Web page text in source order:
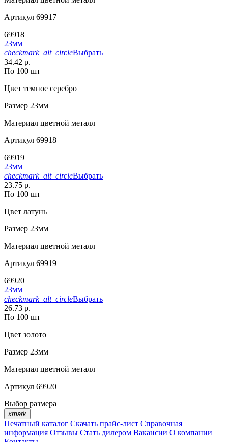
Артикул 69917
69918
23мм
checkmark_alt_circleВыбрать
34.42 р.
По 100 шт
Цвет темное серебро
Размер 23мм
Материал цветной металл
Артикул 69918
69919
23мм
checkmark_alt_circleВыбрать
23.75 р.
По 100 шт
Цвет латунь
Размер 23мм
Материал цветной металл
Артикул 69919
69920
23мм
checkmark_alt_circleВыбрать
26.73 р.
По 100 шт
Цвет золото
Размер 23мм
Материал цветной металл
Артикул 69920
Выбор размера
xmark
Печатный каталог Скачать прайс-лист Справочная
информация Отзывы Стать дилером Вакансии О компании